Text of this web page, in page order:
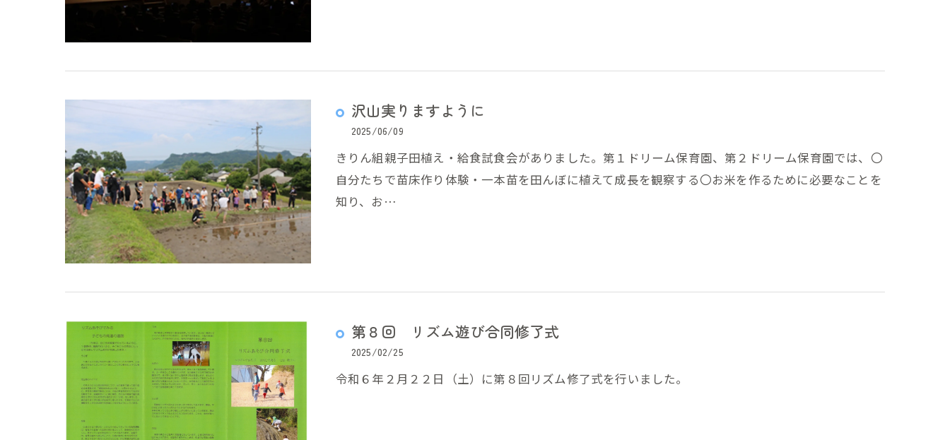
沢山実りますように
2025/06/09
きりん組親子田植え・給食試食会がありました。第１ドリーム保育園、第２ドリーム保育園では、〇
自分たちで苗床作り体験・一本苗を田んぼに植えて成長を観察する〇お米を作るために必要なことを
知り、お…
第８回 リズム遊び合同修了式
2025/02/25
令和６年２月２２日（土）に第８回リズム修了式を行いました。